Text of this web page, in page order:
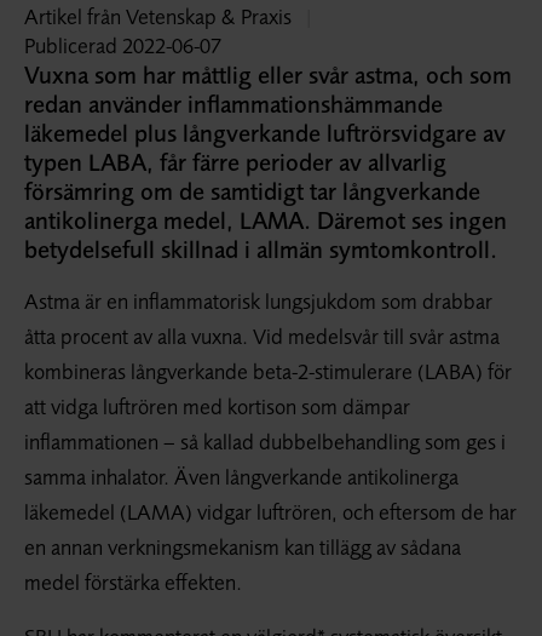
Artikel från Vetenskap & Praxis
Publicerad 2022-06-07
Vuxna som har måttlig eller svår astma, och som
redan använder inflammationshämmande
läkemedel plus långverkande luftrörs­vidgare av
typen LABA, får färre perioder av allvarlig
försämring om de samtidigt tar långverkande
antikolinerga medel, LAMA. Däremot ses ingen
betydelsefull skillnad i allmän symtomkontroll.
Astma är en inflammatorisk lungsjukdom som drabbar
åtta procent av alla vuxna. Vid medelsvår till svår astma
kombineras långverkande beta-2-stimulerare (LABA) för
att vidga luftrören med kortison som dämpar
inflammationen – så kallad dubbelbehandling som ges i
samma inhalator. Även långverkande antikolinerga
läkemedel (LAMA) vidgar luftrören, och eftersom de har
en annan verkningsmekanism kan tillägg av sådana
medel förstärka effekten.